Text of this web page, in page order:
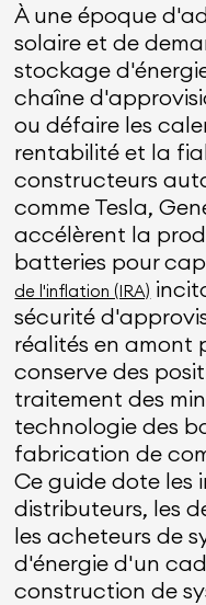
À une époque
solaire et de
stockage
chaîne
ou défaire les
rentabilité et la
constructeurs
comme Tesla,
accélèrent la
batteries pour
de l'inflation (IRA)
sécurité
réalités en amont
conserve des
traitement des
technologie des
fabrication de
Ce guide dote les
distributeurs, les
les acheteurs de
d'énergie d'un
construction de